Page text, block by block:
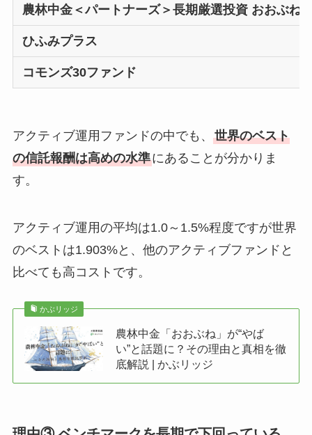
農林中金＜パートナーズ＞長期厳選投資 おおぶね
ひふみプラス
コモンズ30ファンド
アクティブ運用ファンドの中でも、 世界のベスト
の信託報酬は高めの水準にあることが分かりま
す。
アクティブ運用の平均は1.0～1.5%程度ですが世界
のベストは1.903%と、他のアクティブファンドと
比べても高コストです。
かぶリッジ
農林中金「おおぶね」が“やば
い”と話題に？その理由と真相を徹
底解説 | かぶリッジ